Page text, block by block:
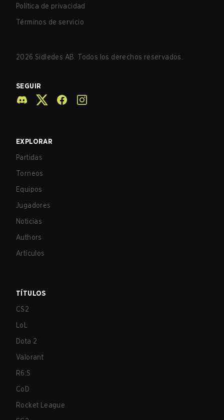
Política de privacidad
Términos de servicio
2026 Sidledes AB. Todos los derechos reservados.
SEGUIR
EXPLORAR
Partidas
Torneos
Equipos
Jugadores
Noticias
Authors
Artículos
TÍTULOS
CS2
LoL
Dota 2
Valorant
R6:S
CoD
Rocket League